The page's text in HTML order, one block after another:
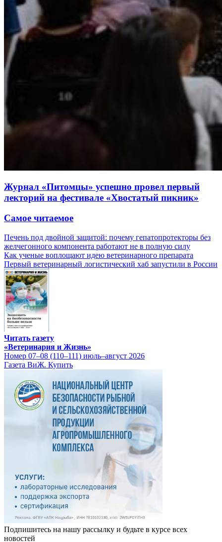
Журнал «Питомцы» успешно провел первый
лекторий на фестивале «Хвостатый пикник»
Самое читаемое
Печень под двойной защитой: почему гепатопротекторы без
желчегонного компонента работают не в полную силу
Как ученые воплощают идею ветеринарного препарата
Первый ветеринарный логистический хаб запустили в России
Читать газету
«Ветеринария и Жизнь»
Номер 07–08 (110–111) июль–август 2026
Газета ВиЖ. Купить
Подпишитесь на нашу рассылку и будьте в курсе всех
новостей